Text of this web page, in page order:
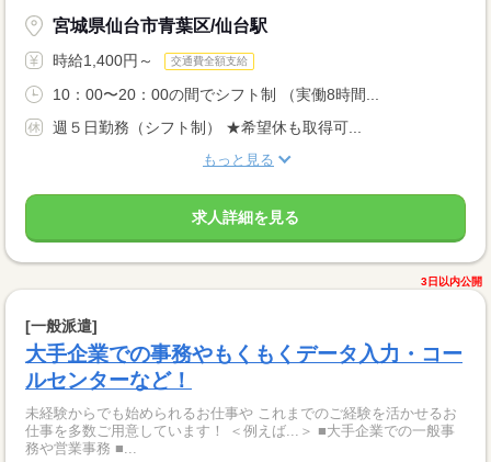
宮城県仙台市青葉区/仙台駅
時給1,400円～ 交通費全額支給
10：00〜20：00の間でシフト制 （実働8時間...
週５日勤務（シフト制） ★希望休も取得可...
もっと見る
求人詳細を見る
3日以内公開
[一般派遣]
大手企業での事務やもくもくデータ入力・コー
ルセンターなど！
未経験からでも始められるお仕事や これまでのご経験を活かせるお
仕事を多数ご用意しています！ ＜例えば...＞ ■大手企業での一般事
務や営業事務 ■...